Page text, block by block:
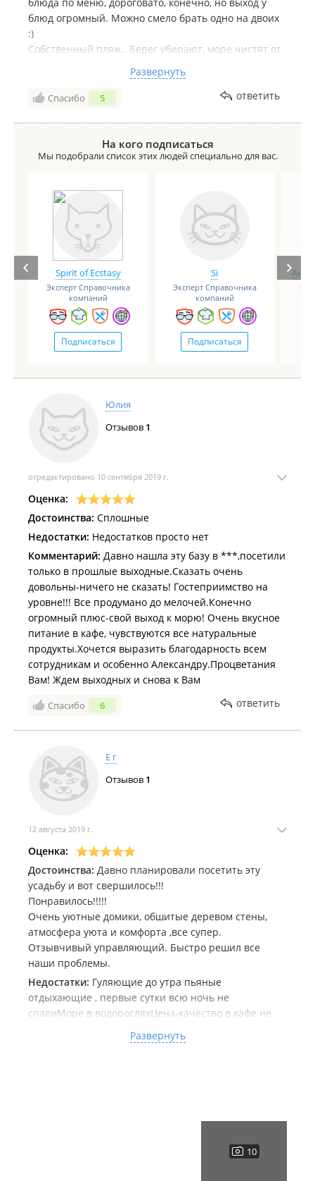
блюд огромный. Можно смело брать одно на двоих
:)
Собственный пляж.. Берег убирают, море чистят от
Из минусов только крохотные душевые кабины в
очень плохая. Но может оно и к лучшему, отдыхать
надо без телефонов :)
Развернуть
Спасибо 5 ответить
На кого подписаться
Мы подобрали список этих людей специально для вас.
Spirit of Ecstasy
Эксперт Справочника
компаний
Подписаться
Si
Эксперт Справочника
компаний
Подписаться
Юлия
Отзывов 1
отредактировано 10 сентября 2019 г.
Оценка:
Достоинства: Сплошные
Недостатки: Недостатков просто нет
Комментарий: Давно нашла эту базу в ***,посетили
только в прошлые выходные.Сказать очень
довольны-ничего не сказать! Гостеприимство на
уровне!!! Все продумано до мелочей.Конечно
огромный плюс-свой выход к морю! Очень вкусное
питание в кафе, чувствуются все натуральные
продукты.Хочется выразить благодарность всем
сотрудникам и особенно Александру.Процветания
Вам! Ждем выходных и снова к Вам
Спасибо 6 ответить
Е г
Отзывов 1
12 августа 2019 г.
Оценка:
Достоинства: Давно планировали посетить эту
усадьбу и вот свершилось!!!
Понравилось!!!!!
Очень уютные домики, обшитые деревом стены,
атмосфера уюта и комфорта ,все супер.
Отзывчивый управляющий. Быстро решил все
наши проблемы.
Недостатки: Гуляющие до утра пьяные
отдыхающие , первые сутки всю ночь не
спалиМоре в водоросляхЦена-качество в кафе не
ресторана. Блины подают заранее приготовленные,
Приморье.Поваров на стажировку за границу и 5
Развернуть